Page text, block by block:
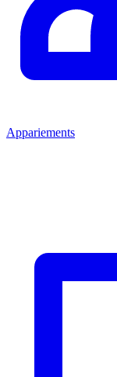
Appariements